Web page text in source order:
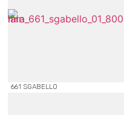
661 SGABELLO